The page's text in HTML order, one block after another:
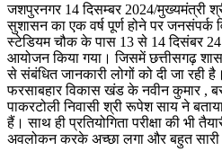
जशपुरनगर 14 दिसम्बर 2024/मुख्यमंत्री
सुशासन का एक वर्ष पूर्ण होने पर जनसंपर्क
स्टेडियम चौक के पास 13 से 14 दिसंबर 24
आयोजन किया गया। जिसमें छत्तीसगढ़
से संबंधित जानकारी लोगों को दी जा रही
फरसाबहार विकास खंड के नवीन कुमार ,
पाकरटोली निवासी श्री रूपेश साय ने
हैं। साथ ही प्रतियोगिता परीक्षा की भी
अवलोकन करके अच्छा लगा और बहुत सारी